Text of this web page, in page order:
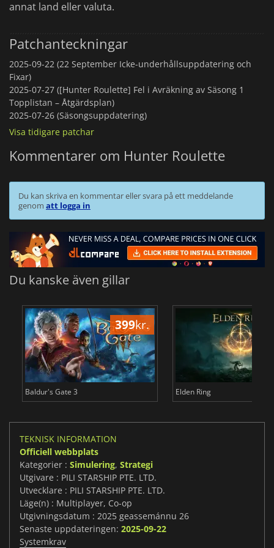
omspelbarhet ger gott om utrymme för att bemästra spelets
annat land eller valuta.
Patchanteckningar
2025-09-22 (22 September Icke-underhållsuppdatering och
Fixar)
2025-07-27 ([Hunter Roulette] Fel i Avräkning av Säsong 1
Topplistan – Åtgärdsplan)
2025-07-26 (Säsongsuppdatering)
Visa tidigare patchar
Kommentarer om Hunter Roulette
Du kan skriva en kommentar eller svara på ett meddelande
genom att logga in
Du kanske även gillar
399kr.
Baldur's Gate 3 Elden Ring
TEKNISK INFORMATION
Officiell webbplats
Kategorier : Simulering, Strategi
Utgivare : PILI STARSHIP PTE. LTD.
Utvecklare : PILI STARSHIP PTE. LTD.
Läge(n) : Multiplayer, Co-op
Utgivningsdatum : 2025 geassemánnu 26
Senaste uppdateringen: 2025-09-22
Systemkrav